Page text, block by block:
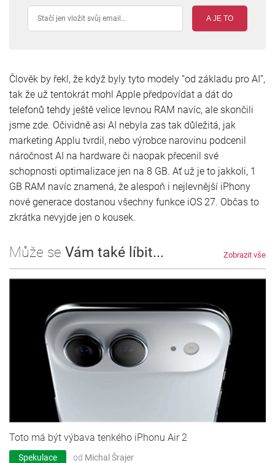
A JE TO
Člověk by řekl, že když byly tyto modely “od základu pro AI”,
tak že už tentokrát mohl Apple předpovídat a dát do
telefonů tehdy ještě velice levnou RAM navíc, ale skončili
jsme zde. Očividně asi AI nebyla zas tak důležitá, jak
marketing Applu tvrdil, nebo výrobce narovinu podcenil
náročnost AI na hardware či naopak přecenil své
schopnosti optimalizace jen na 8 GB. Ať už je to jakkoli, 1
GB RAM navíc znamená, že alespoň i nejlevnější iPhony
nové generace dostanou všechny funkce iOS 27. Občas to
zkrátka nevyjde jen o kousek.
Může se Vám také líbit... Zobrazit vše
Toto má být výbava tenkého iPhonu Air 2
Spekulace od Michal Šrajer